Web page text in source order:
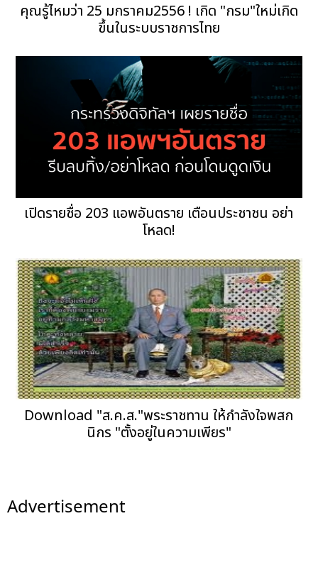
คุณรู้ไหมว่า 25 มกราคม2556 ! เกิด "กรม"ใหม่เกิด
ขึ้นในระบบราชการไทย
เปิดรายชื่อ 203 แอพอันตราย เตือนประชาชน อย่า
โหลด!
Download "ส.ค.ส."พระราชทาน ให้กำลังใจพสก
นิกร "ตั้งอยู่ในความเพียร"
Advertisement